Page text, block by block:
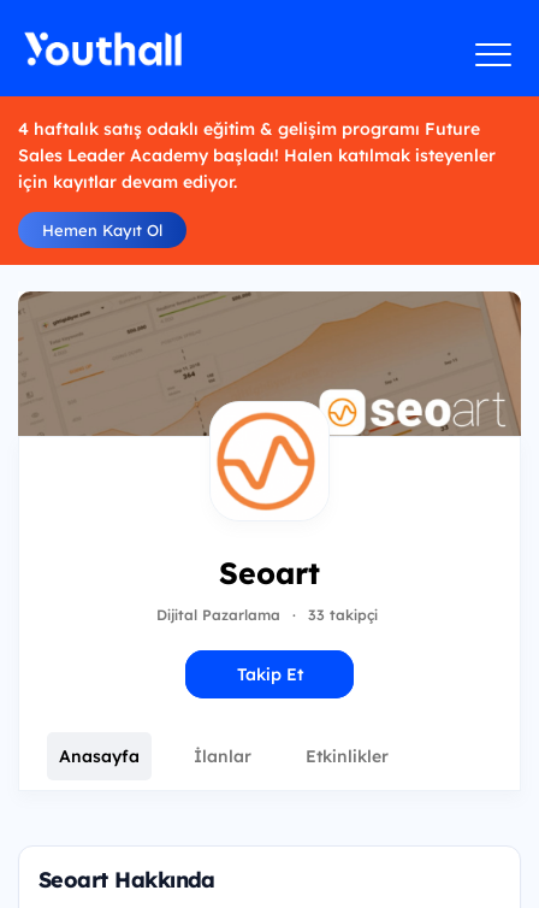
4 haftalık satış odaklı eğitim & gelişim programı Future
Sales Leader Academy başladı! Halen katılmak isteyenler
için kayıtlar devam ediyor.
Hemen Kayıt Ol
Seoart
Dijital Pazarlama · 33 takipçi
Takip Et
Anasayfa İlanlar Etkinlikler
Seoart Hakkında